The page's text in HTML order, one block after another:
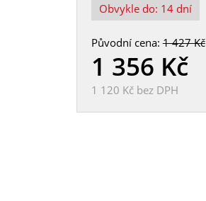
Obvykle do: 14 dní
Původní cena:1 427 Kč
1 356 Kč
1 120 Kčbez DPH